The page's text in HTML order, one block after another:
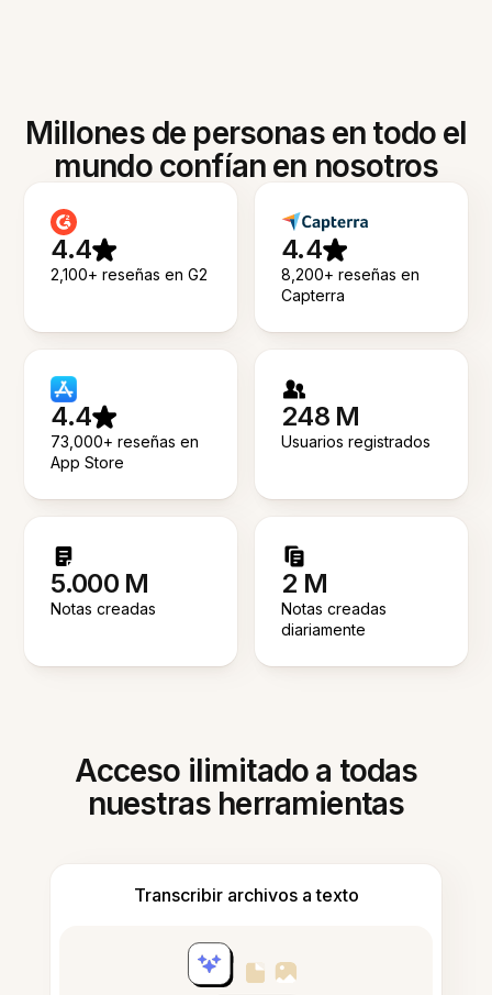
Millones de personas en todo el
mundo confían en nosotros
4.4
2,100+ reseñas en G2
4.4
8,200+ reseñas en
Capterra
4.4
73,000+ reseñas en
App Store
248 M
Usuarios registrados
5.000 M
Notas creadas
2 M
Notas creadas
diariamente
Acceso ilimitado a todas
nuestras herramientas
Transcribir archivos a texto